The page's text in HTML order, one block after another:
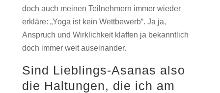
doch auch meinen Teilnehmern immer wieder
erkläre: „Yoga ist kein Wettbewerb“. Ja ja,
Anspruch und Wirklichkeit klaffen ja bekanntlich
doch immer weit auseinander.
Sind Lieblings-Asanas also
die Haltungen, die ich am